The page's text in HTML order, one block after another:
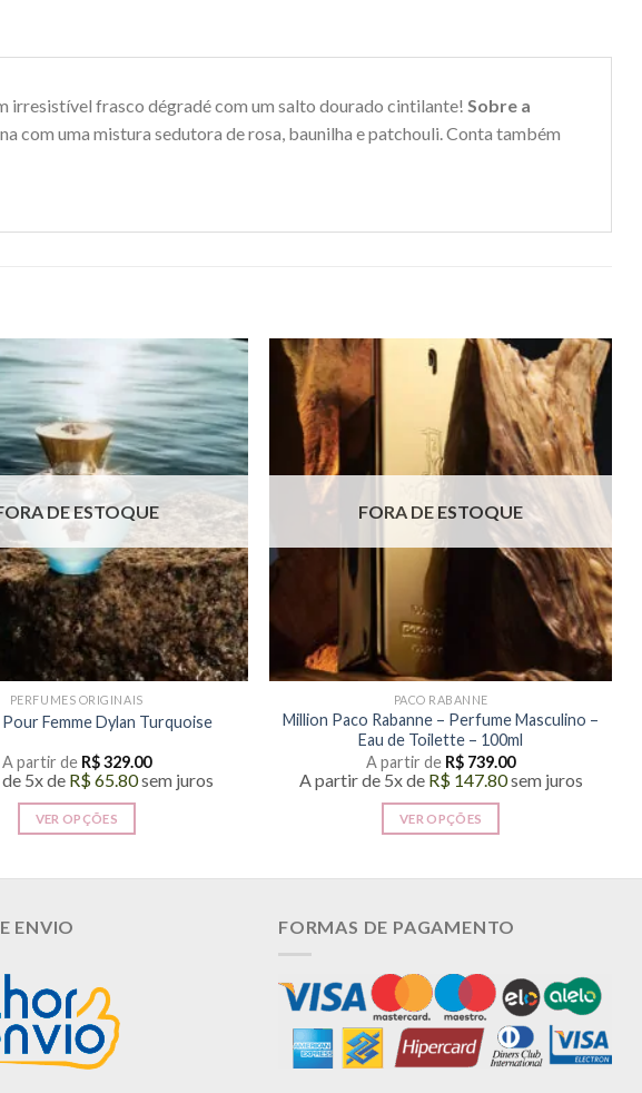
irresistível frasco dégradé com um salto dourado cintilante! Sobre a
com uma mistura sedutora de rosa, baunilha e patchouli. Conta também
DE ESTOQUE
PERFUMES ORIGINAIS
Femme Dylan Turquoise
A partir de R$329.00
5x de R$65.80sem juros
VER OPÇÕES
opções
podem
ser
FORA DE ESTOQUE
PACO RABANNE
Million Paco Rabanne – Perfume Masculino –
Eau de Toilette – 100ml
A partir de R$ 739.00
A partir de 5x de R$147.80sem juros
VER OPÇÕES
várias
As
opções
podem
ser
ENVIO FORMAS DE PAGAMENTO